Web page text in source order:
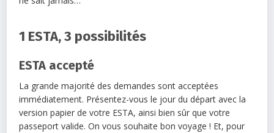
1 ESTA, 3 possibilités
ESTA accepté
La grande majorité des demandes sont acceptées
immédiatement. Présentez-vous le jour du départ avec la
version papier de votre ESTA, ainsi bien sûr que votre
passeport valide. On vous souhaite bon voyage ! Et, pour